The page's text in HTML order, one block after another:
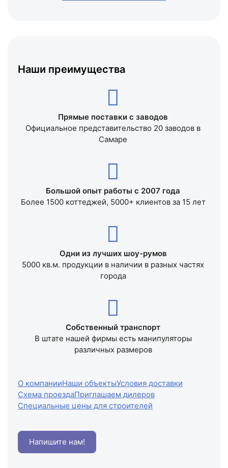
Наши преимущества
Прямые поставки с заводов
Официальное представительство 20 заводов в
Самаре
Большой опыт работы с 2007 года
Более 1500 коттеджей, 5000+ клиентов за 15 лет
Одни из лучших шоу-румов
5000 кв.м. продукции в наличии в разных частях
города
Собственный транспорт
В штате нашей фирмы есть манипуляторы
различных размеров
О компанииНаши объектыУсловия доставки
Схема проездаПриглашаем дилеров
Специальные цены для строителей
Напишите нам!